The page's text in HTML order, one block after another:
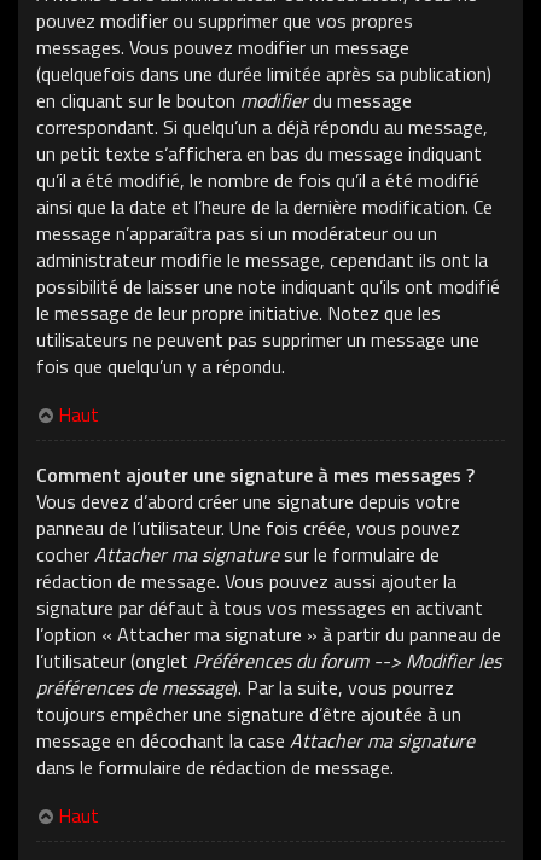
pouvez modifier ou supprimer que vos propres
messages. Vous pouvez modifier un message
(quelquefois dans une durée limitée après sa publication)
en cliquant sur le bouton modifierdu message
correspondant. Si quelqu’un a déjà répondu au message,
un petit texte s’affichera en bas du message indiquant
qu’il a été modifié, le nombre de fois qu’il a été modifié
ainsi que la date et l’heure de la dernière modification. Ce
message n’apparaîtra pas si un modérateur ou un
administrateur modifie le message, cependant ils ont la
possibilité de laisser une note indiquant qu’ils ont modifié
le message de leur propre initiative. Notez que les
utilisateurs ne peuvent pas supprimer un message une
fois que quelqu’un y a répondu.
Haut
Comment ajouter une signature à mes messages ?
Vous devez d’abord créer une signature depuis votre
panneau de l’utilisateur. Une fois créée, vous pouvez
cocherAttacher ma signaturesur le formulaire de
rédaction de message. Vous pouvez aussi ajouter la
signature par défaut à tous vos messages en activant
l’option « Attacher ma signature » à partir du panneau de
l’utilisateur (onglet Préférences du forum --> Modifier les
préférences de message). Par la suite, vous pourrez
toujours empêcher une signature d’être ajoutée à un
message en décochant la case Attacher ma signature
dans le formulaire de rédaction de message.
Haut